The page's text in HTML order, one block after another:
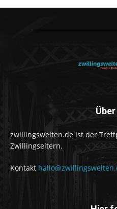
zwillingswelten.de ist der
Zwillingseltern.
Kontakt